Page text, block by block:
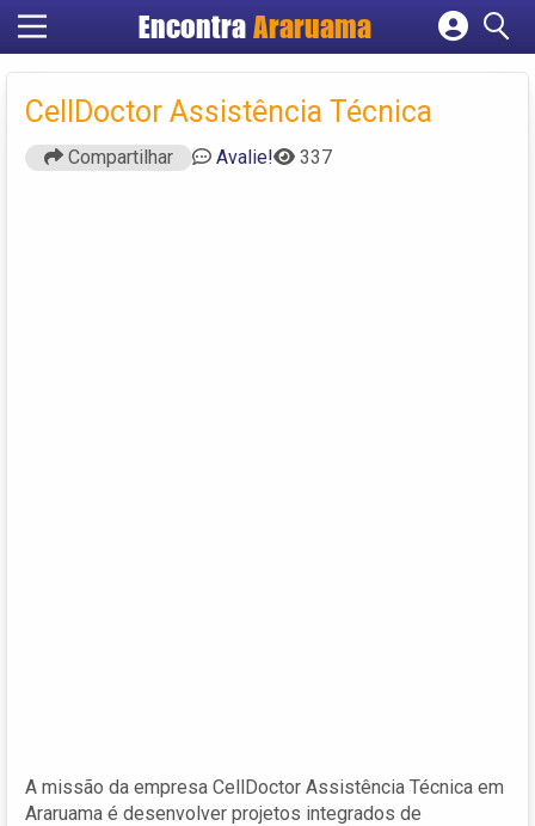
EncontraAraruama
Cadastrar empresa
Criar conta
CellDoctor Assistência Técnica
Compartilhar Avalie! 337
A missão da empresa CellDoctor Assistência Técnica em
Araruama é desenvolver projetos integrados de